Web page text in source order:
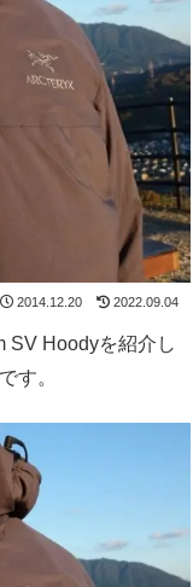
2014.12.20 2022.09.04
SV Hoodyを紹介し
す。